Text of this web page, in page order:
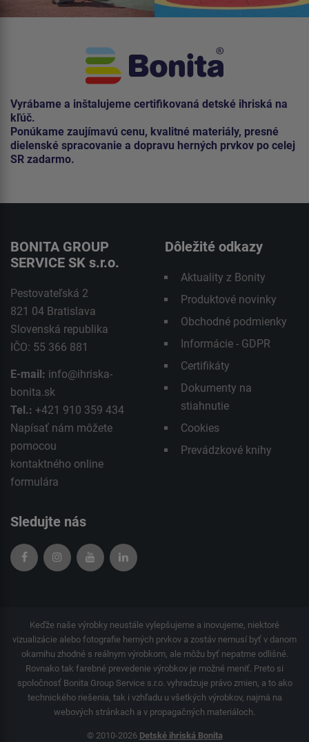
Vyrábame a inštalujeme certifikovaná detské ihriská na
kľúč.
Ponúkame zaujímavú cenu, kvalitné materiály, presné
dielenské spracovanie a dopravu herných prvkov po celej
SR zadarmo.
BONITA GROUP
SERVICE SK s.r.o.
Pestovateľská 2
821 04 Bratislava
Slovenská republika
IČO: 55 366 881
E-mail: info@ihriska-
bonita.sk
Tel.: +421 910 359 434
Napísať nám môžete
pomocou
kontaktného online
formulára
Dôležité odkazy
Aktuality z Bonity
Produktové novinky
Obchodné podmienky
Informácie - GDPR
Certifikáty
Dokumenty na
stiahnutie
Cookies
Prevádzkové knihy
Sledujte nás
Keďže naše výrobky neustále vylepšujeme a inovujeme, niektoré
vizualizácie alebo fotografie herných prvkov a zostáv nemusí byť v danom
okamihu zhodné s reálnym výrobkom, ale môžu byť nepatrne odlišné.
Rovnako tak farebné prevedenie výrobkov je možné meniť. Preto si
spoločnosť Bonita Group Service s.r.o. vyhradzuje právo zmien, a to ako
technického riešenia, tak i vzhľadu u všetkých výrobkov, najmä na
webových stránkach a v propagačných materiáloch.
© 2010-2026 Detské ihriská Bonita